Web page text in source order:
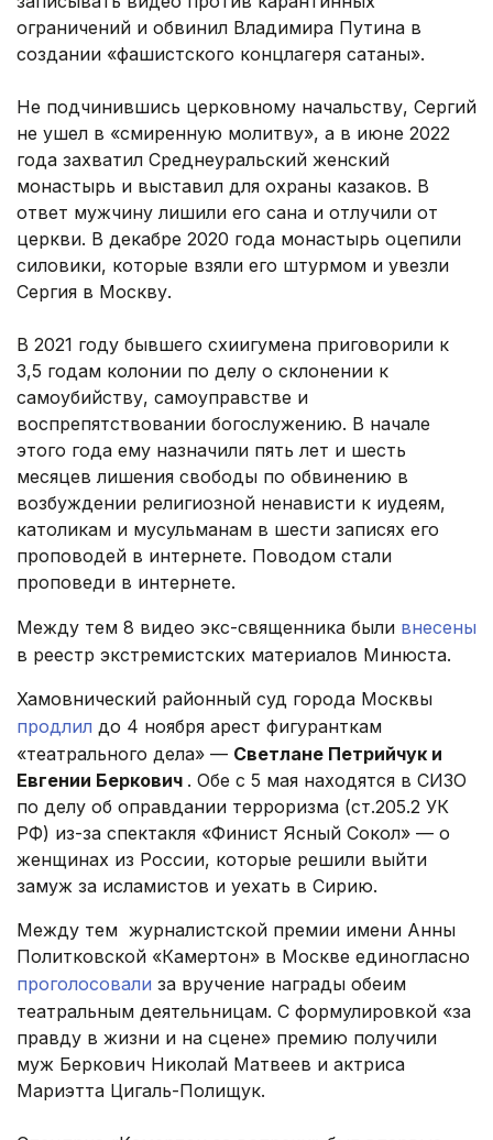
ограничений и обвинил Владимира Путина в
создании «фашистского концлагеря сатаны».
Не подчинившись церковному начальству, Сергий
не ушел в «смиренную молитву», а в июне 2022
года захватил Среднеуральский женский
монастырь и выставил для охраны казаков. В
ответ мужчину лишили его сана и отлучили от
церкви. В декабре 2020 года монастырь оцепили
силовики, которые взяли его штурмом и увезли
Сергия в Москву.
В 2021 году бывшего схиигумена приговорили к
3,5 годам колонии по делу о склонении к
самоубийству, самоуправстве и
воспрепятствовании богослужению. В начале
этого года ему назначили пять лет и шесть
месяцев лишения свободы по обвинению в
возбуждении религиозной ненависти к иудеям,
католикам и мусульманам в шести записях его
проповодей в интернете. Поводом стали
проповеди в интернете.
Между тем 8 видео экс-священника были внесены
в реестр экстремистских материалов Минюста.
Хамовнический районный суд города Москвы
продлил до 4 ноября арест фигуранткам
«театрального дела» — Светлане Петрийчук и
Евгении Беркович . Обе с 5 мая находятся в СИЗО
по делу об оправдании терроризма (ст.205.2 УК
РФ) из-за спектакля «Финист Ясный Сокол» — о
женщинах из России, которые решили выйти
замуж за исламистов и уехать в Сирию.
Между тем журналистской премии имени Анны
Политковской «Камертон» в Москве единогласно
проголосовали за вручение награды обеим
театральным деятельницам. С формулировкой «за
правду в жизни и на сцене» премию получили
муж Беркович Николай Матвеев и актриса
Мариэтта Цигаль-Полищук.